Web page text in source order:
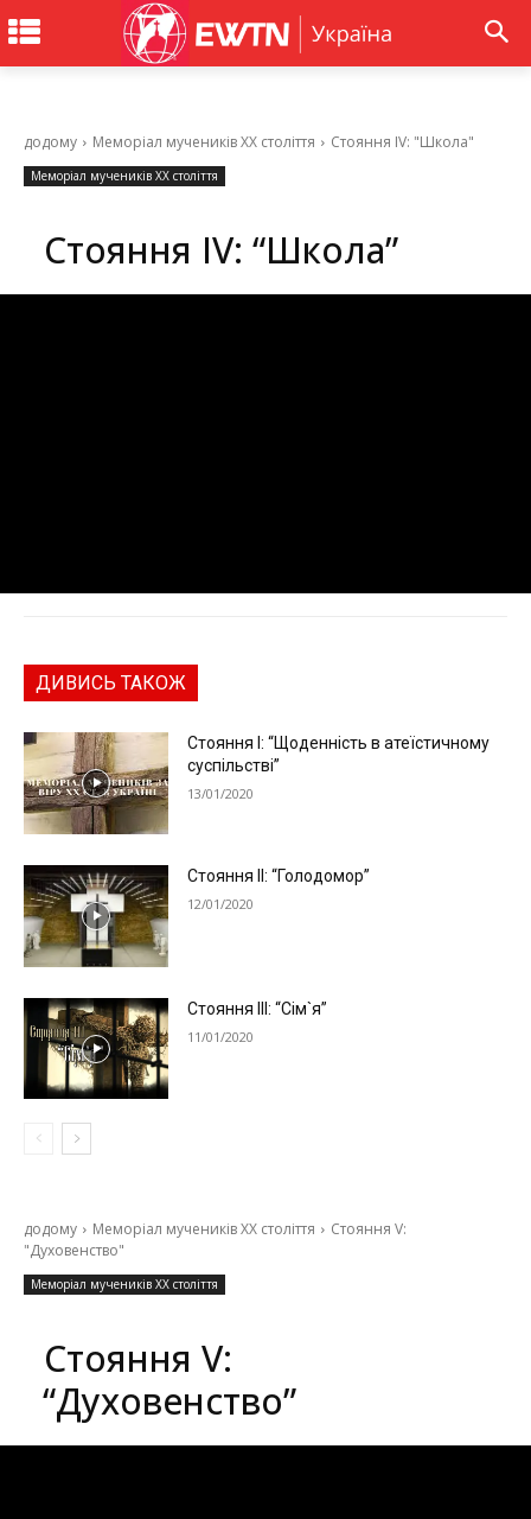
додому Меморіал мучеників ХХ століття Стояння IV: "Школа"
Меморіал мучеників ХХ століття
Стояння IV: “Школа”
ДИВИСЬ ТАКОЖ
Стояння I: “Щоденність в атеїстичному
суспільстві”
13/01/2020
Стояння II: “Голодомор”
12/01/2020
Стояння ІІІ: “Сім`я”
11/01/2020